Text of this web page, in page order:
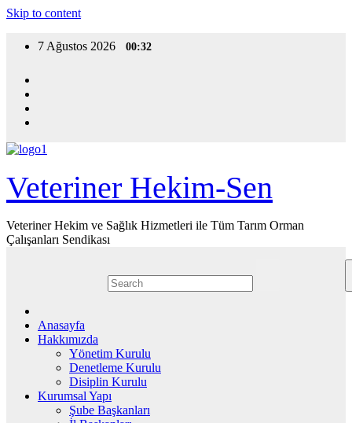
Skip to content
7 Ağustos 2026 00:32
Veteriner Hekim-Sen
Veteriner Hekim ve Sağlık Hizmetleri ile Tüm Tarım Orman
Çalışanları Sendikası
Anasayfa
Hakkımızda
Yönetim Kurulu
Denetleme Kurulu
Disiplin Kurulu
Kurumsal Yapı
Şube Başkanları